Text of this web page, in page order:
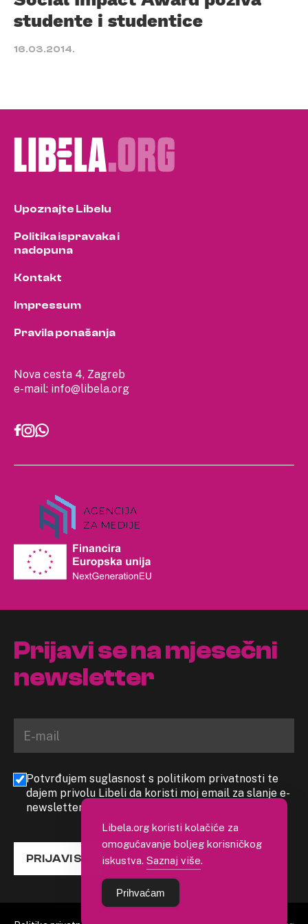
studente i studentice
16.03.2014.
Nova cesta 4, Zagreb
e-mail: info@libela.org
Upoznajte Libelu
Politika ispravaka i
nadopuna
Kontakt
Impressum
Pravila ponašanja
Prijavi se na mjesečni
newsletter
Potvrđujem suglasnost s politikom privatnosti te
dajem privolu Libeli da koristi moj email za slanje e-
newslettera
PRIJAVI SE
Libela.org koristi kolačiće za
omogućavanje boljeg korisničkog
iskustva. Saznaj više.
Prihvaćam